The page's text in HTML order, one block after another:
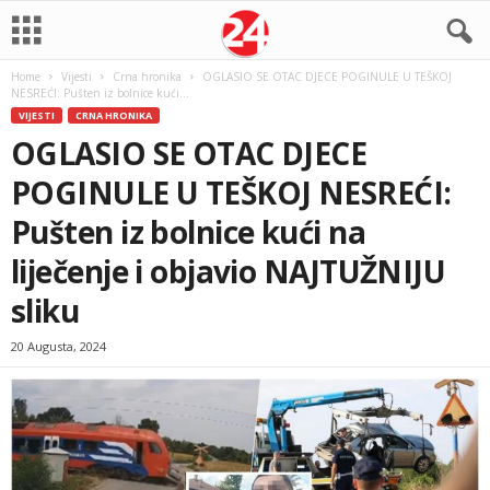
Home Vijesti Crna hronika
OGLASIO SE OTAC DJECE POGINULE U TEŠKOJ
NESREĆI: Pušten iz bolnice kući...
VIJESTI CRNA HRONIKA
OGLASIO SE OTAC DJECE
POGINULE U TEŠKOJ NESREĆI:
Pušten iz bolnice kući na
liječenje i objavio NAJTUŽNIJU
sliku
20 Augusta, 2024